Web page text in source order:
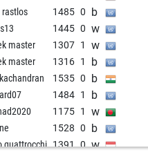
rastlos 1485 0 b
1445 0 w
master 1307 1 w
master 1316 1 b
1535 0 b
1484 1 b
1175 1 w
1528 0 b
quattrocchi 1391 0 w